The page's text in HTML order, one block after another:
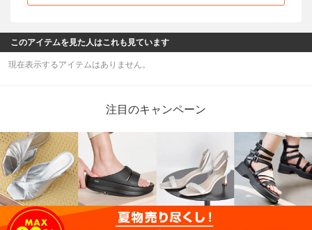
このアイテムを見た人はこれも見ています
現在表示するアイテムはありません。
注目のキャンペーン